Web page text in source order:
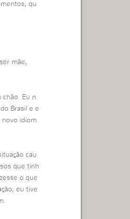
qu
mãe,
chão. Eu n
Brasil e e
novo idiom
cau
que tinh
o que
eu tive